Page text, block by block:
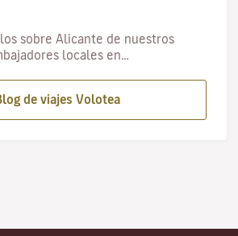
sobre Alicante de nuestros
locales en…
de viajes Volotea